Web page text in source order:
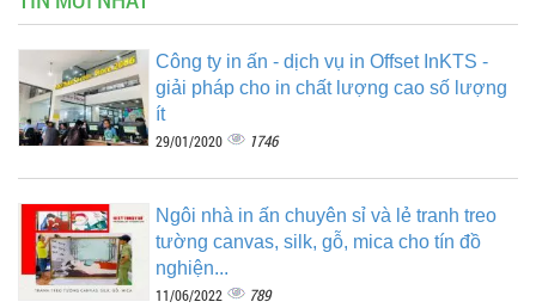
Công ty in ấn - dịch vụ in Offset InKTS -
giải pháp cho in chất lượng cao số lượng
ít
29/01/2020 1746
Ngôi nhà in ấn chuyên sỉ và lẻ tranh treo
tường canvas, silk, gỗ, mica cho tín đồ
nghiện...
11/06/2022 789